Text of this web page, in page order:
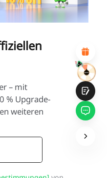
ZUFRIEDENHEIT
Design
Kategorien
– mit
% Upgrade-
weiteren